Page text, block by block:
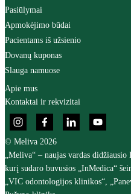
Pasiūlymai
Apmokėjimo būdai
Pacientams iš užsienio
Dovanų kuponas
Slauga namuose
Apie mus
Kontaktai ir rekvizitai
© Meliva 2026
„Meliva“ – naujas vardas
kurį sudaro buvusios „InMedica“
„VIC odontologijos klinikos“,